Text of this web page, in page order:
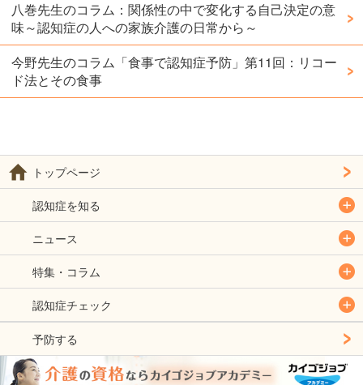
八巻先生のコラム：関係性の中で変化する自己決定の意
味～認知症の人への家族介護の日常から～
今野先生のコラム「食事で認知症予防」第11回：リコー
ド法とその食事
トップページ
認知症を知る
ニュース
特集・コラム
認知症チェック
予防する